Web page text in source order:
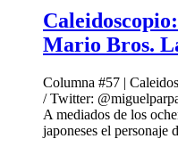
Mario Bros.
Columna #57 |
/ Twitter:
A mediados de los
japoneses el personaje